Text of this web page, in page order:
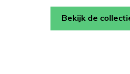
Bekijk de